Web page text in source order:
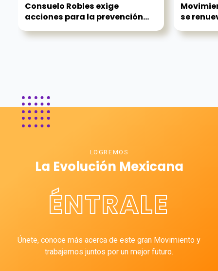
Consuelo Robles exige
acciones para la prevención...
se
LOGREMOS
La Evolución Mexicana
ÉNTRALE
Únete, conoce más acerca de este gran Movimiento y
trabajemos juntos por un mejor futuro.